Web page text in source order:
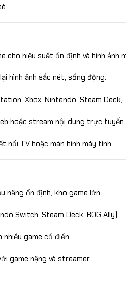
cho hiệu suất ổn định và hình ảnh
hình ảnh sắc nét, sống động.
Xbox, Nintendo, Steam Deck,…
hoặc stream nội dung trực tuyến.
nối TV hoặc màn hình máy tính.
năng ổn định, kho game lớn.
Switch, Steam Deck, ROG Ally).
game cổ điển.
game nặng và streamer.